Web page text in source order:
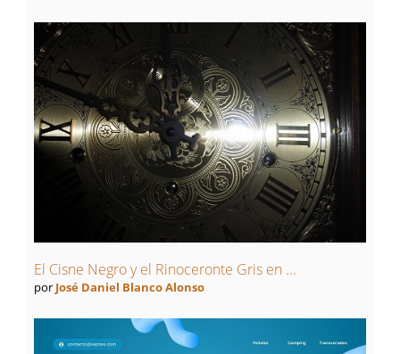
El Cisne Negro y el Rinoceronte Gris en ...
por José Daniel Blanco Alonso